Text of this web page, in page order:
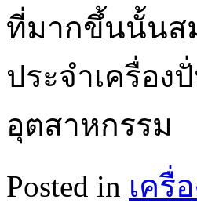
ที่มากขึ้นนั้นส
ประจำเครื่อง
อุตสาหกรรม
Posted in เครื่